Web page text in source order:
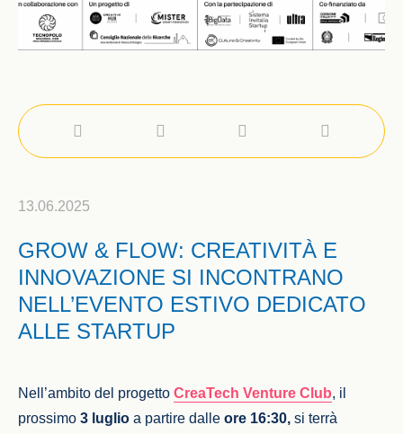
13.06.2025
GROW & FLOW: CREATIVITÀ E
INNOVAZIONE SI INCONTRANO
NELL’EVENTO ESTIVO DEDICATO
ALLE STARTUP
Nell’ambito del progetto CreaTech Venture Club, il
prossimo 3 luglio a partire dalle ore 16:30, si terrà